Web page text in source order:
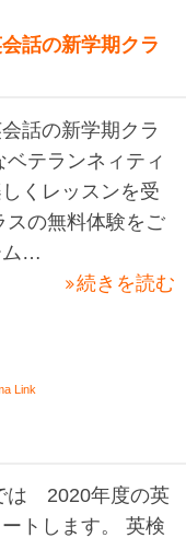
話の新学期クラ
話の新学期クラ
テランネィティ
くレッスンを受
スの無料体験をご
ム…
続きを読む
Link
は 2020年度の英
トします。 英検